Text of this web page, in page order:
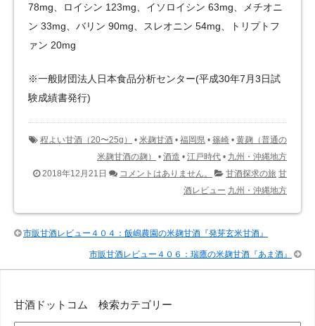
78mg、ロイシン 123mg、イソロイシン 63mg、メチオニ
ン 33mg、バリン 90mg、スレオニン 54mg、トリプトフ
ァン 20mg
※一般財団法人日本食品分析センター(平成30年7月3日試
験成績書発行)
程よい甘酒（20〜25g） • 米麹甘酒 • 福岡県 • 篠崎 • 黄麹（普通の
米麹甘酒の麹）
• 酒造 • 江戸時代 • 九州・沖縄地方
2018年12月21日
コメントはありません。 甘酒探求の旅 甘
酒レビュー 九州・沖縄地方
市販甘酒レビュー４０４：飯嶋農園の米麹甘酒『発芽玄米甘酒』
市販甘酒レビュー４０６：瑞鷹の米麹甘酒『あま酒』
甘酒ドットコム 検索カテゴリー